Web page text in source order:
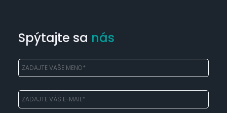
Spýtajte sa nás